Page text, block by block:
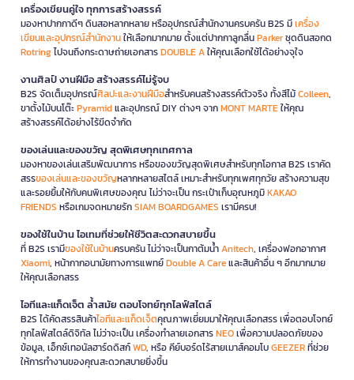
เครื่องเขียนคู่ใจ ทุกการสร้างสรรค์
มองหาปากกาดีๆ ดินสอหลากหลาย หรืออุปกรณ์สำนักงานครบครัน B2S มีเครื่อง
เขียนและอุปกรณ์สำนักงานให้เลือกมากมาย ตั้งแต่ปากกาลูกลื่นParkerชุดดินสอกด
Rotringไปจนถึงกระดาษถ่ายเอกสารDOUBLE Aให้คุณเลือกใช้ได้อย่างจุใจ
งานศิลป์ งานฝีมือ สร้างสรรค์ไม่รู้จบ
B2S จัดเต็มอุปกรณ์ศิลปะและงานฝีมือสำหรับคนสร้างสรรค์ตัวจริง ทั้งสีไม้Colleen,
ขาตั้งไม้บนโต๊ะPyramidและอุปกรณ์ DIY ต่างๆ จากMONT MARTEให้คุณ
สร้างสรรค์ได้อย่างไร้ขีดจำกัด
ของเล่นและของขวัญ สุดพิเศษทุกเทศกาล
มองหาของเล่นเสริมพัฒนาการ หรือของขวัญสุดพิเศษสำหรับทุกโอกาส B2S เราคัด
สรรของเล่นและของขวัญหลากหลายสไตล์ เหมาะสำหรับทุกเพศทุกวัย สร้างความสุข
และรอยยิ้มให้กับคนพิเศษของคุณ ไม่ว่าจะเป็น กระเป๋าเก็บอุณหภูมิKAKAO
FRIENDS หรือเกมจดหมายรักSIAM BOARDGAMES เรามีครบ!
ของใช้ในบ้าน ไอเทมที่ช่วยให้ชีวิตสะดวกสบายขึ้น
ที่ B2S เรามีของใช้ในบ้านครบครัน ไม่ว่าจะเป็นกาต้มน้ำAnitech, เครื่องฟอกอากาศ
Xiaomi, หน้ากากอนามัยทางการแพทย์Double A Careและสินค้าอื่น ๆ อีกมากมาย
ให้คุณเลือกสรร
ไอทีและแก็ดเจ็ต ล้ำสมัย ตอบโจทย์ทุกไลฟ์สไตล์
B2S ได้คัดสรรสินค้าไอทีและแก็ดเจ็ตคุณภาพเยี่ยมมาให้คุณเลือกสรร เพื่อตอบโจทย์
ทุกไลฟ์สไตล์ดิจิทัล ไม่ว่าจะเป็น เครื่องทำลายเอกสารNEOเพื่อความปลอดภัยของ
ข้อมูล, เอ็กซ์เทอนัลฮาร์ดดิสก์WD, หรือ คีย์บอร์ดไร้สายเมาส์คอมโบGEEZERที่ช่วย
ให้การทำงานของคุณสะดวกสบายยิ่งขึ้น